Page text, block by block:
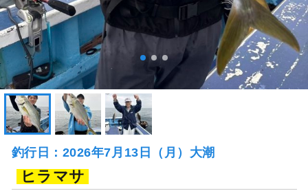
釣行日：2026年7月13日（月）大潮
ヒラマサ